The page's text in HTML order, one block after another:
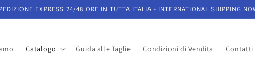
EXPRESS 24/48 ORE IN TUTTA ITALIA - INTERNATIONAL SHIPPING
Catalogo Guida alle Taglie Condizioni di Vendita Contatti